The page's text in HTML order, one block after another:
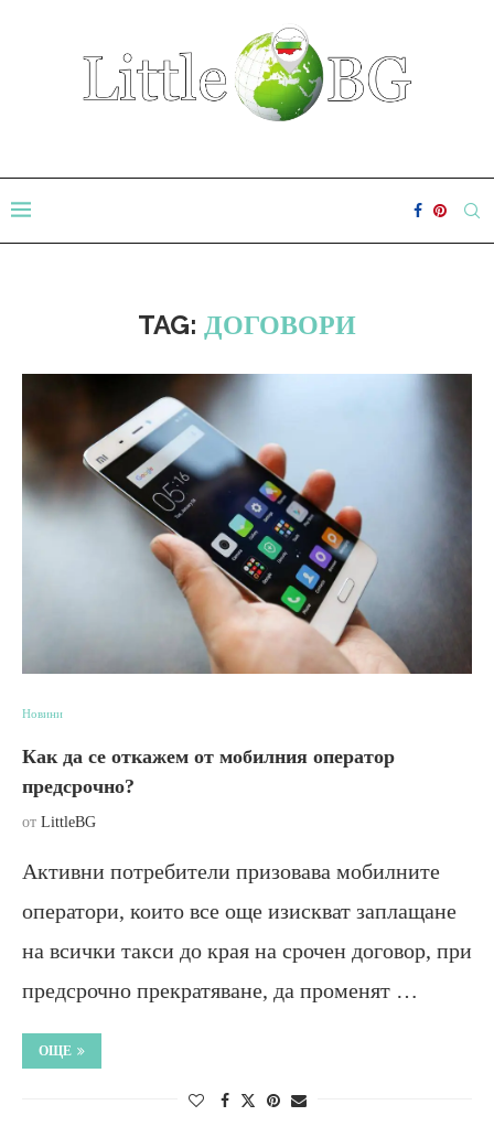
TAG: ДОГОВОРИ
Новини
Как да се откажем от мобилния оператор
предсрочно?
от LittleBG
Активни потребители призовава мобилните
оператори, които все още изискват заплащане
на всички такси до края на срочен договор, при
предсрочно прекратяване, да променят …
ОЩЕ